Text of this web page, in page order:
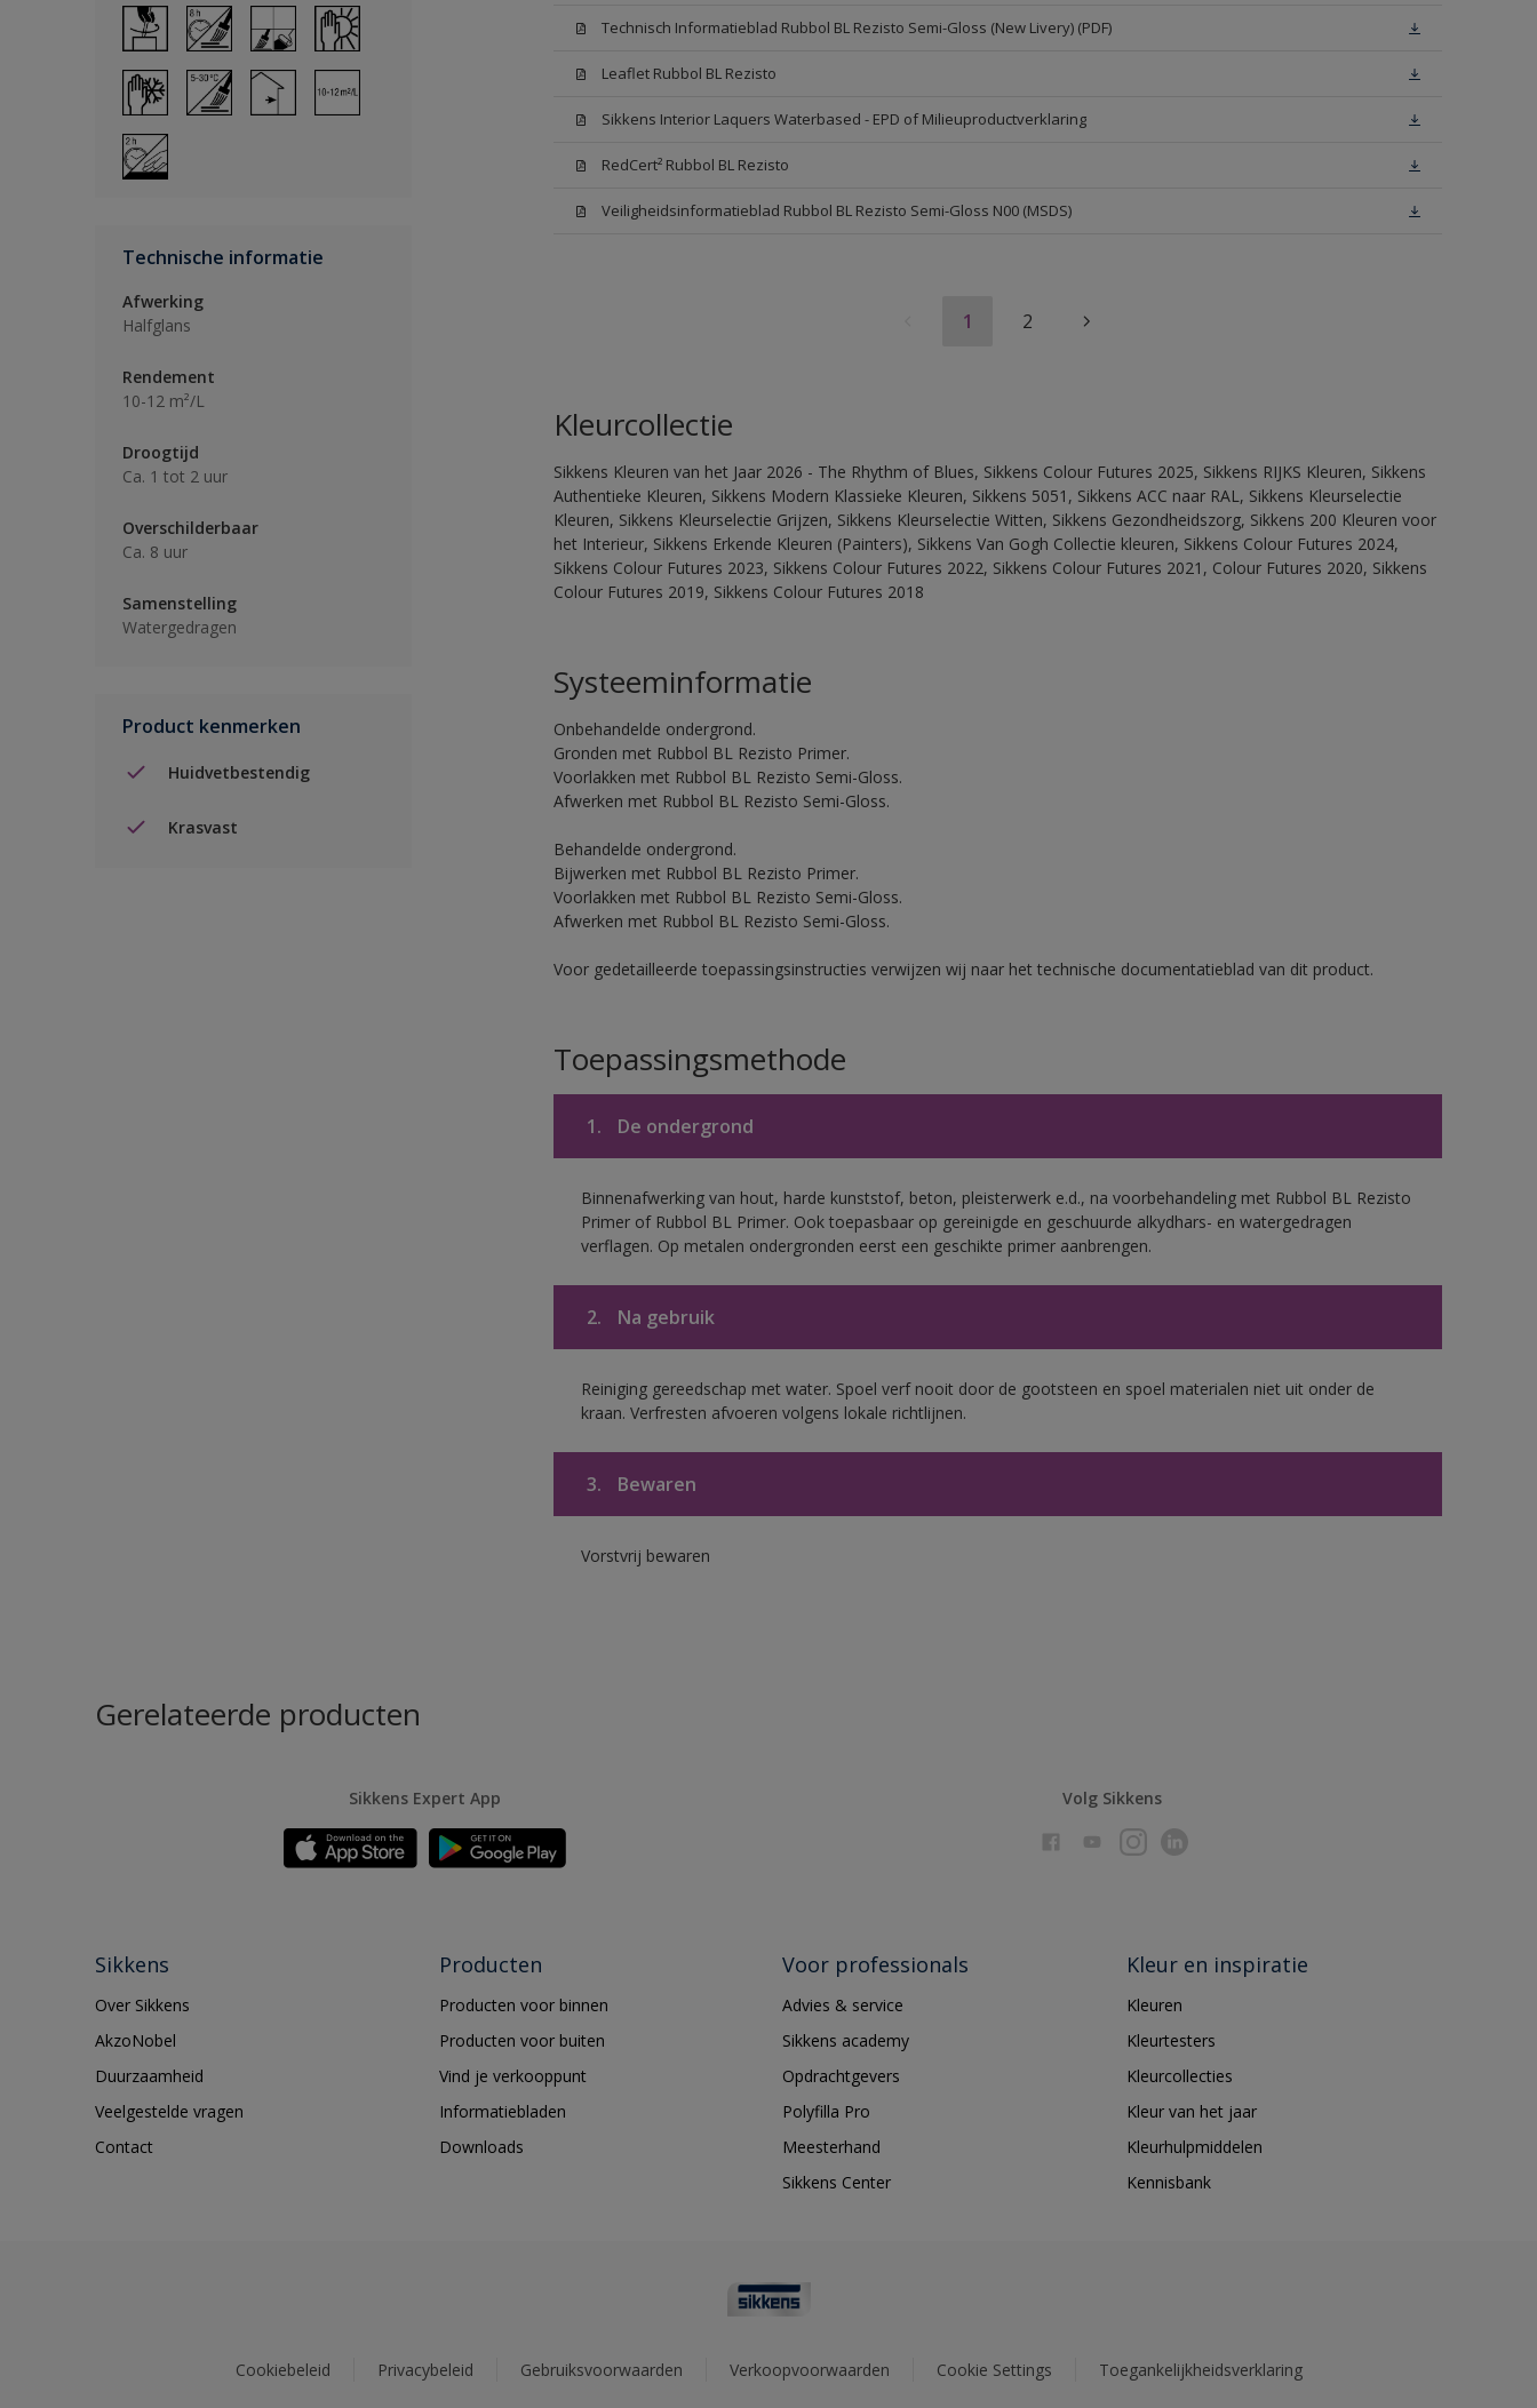
Technische informatie
Afwerking
Halfglans
Rendement
10-12 m²/L
Droogtijd
Ca. 1 tot 2 uur
Overschilderbaar
Ca. 8 uur
Samenstelling
Watergedragen
Product kenmerken
Huidvetbestendig
Krasvast
Technisch Informatieblad Rubbol BL Rezisto Semi-Gloss (New Livery) (PDF)
Leaflet Rubbol BL Rezisto
Sikkens Interior Laquers Waterbased - EPD of Milieuproductverklaring
RedCert² Rubbol BL Rezisto
Veiligheidsinformatieblad Rubbol BL Rezisto Semi-Gloss N00 (MSDS)
1 2
Kleurcollectie
Sikkens Kleuren van het Jaar 2026 - The Rhythm of Blues, Sikkens Colour Futures 2025, Sikkens RIJKS Kleuren, Sikkens
Authentieke Kleuren, Sikkens Modern Klassieke Kleuren, Sikkens 5051, Sikkens ACC naar RAL, Sikkens Kleurselectie
Kleuren, Sikkens Kleurselectie Grijzen, Sikkens Kleurselectie Witten, Sikkens Gezondheidszorg, Sikkens 200 Kleuren voor
het Interieur, Sikkens Erkende Kleuren (Painters), Sikkens Van Gogh Collectie kleuren, Sikkens Colour Futures 2024,
Sikkens Colour Futures 2023, Sikkens Colour Futures 2022, Sikkens Colour Futures 2021, Colour Futures 2020, Sikkens
Colour Futures 2019, Sikkens Colour Futures 2018
Systeeminformatie
Onbehandelde ondergrond.
Gronden met Rubbol BL Rezisto Primer.
Voorlakken met Rubbol BL Rezisto Semi-Gloss.
Afwerken met Rubbol BL Rezisto Semi-Gloss.
Behandelde ondergrond.
Bijwerken met Rubbol BL Rezisto Primer.
Voorlakken met Rubbol BL Rezisto Semi-Gloss.
Afwerken met Rubbol BL Rezisto Semi-Gloss.
Voor gedetailleerde toepassingsinstructies verwijzen wij naar het technische documentatieblad van dit product.
Toepassingsmethode
1. De ondergrond
Binnenafwerking van hout, harde kunststof, beton, pleisterwerk e.d., na voorbehandeling met Rubbol BL Rezisto
Primer of Rubbol BL Primer. Ook toepasbaar op gereinigde en geschuurde alkydhars- en watergedragen
verflagen. Op metalen ondergronden eerst een geschikte primer aanbrengen.
2. Na gebruik
Reiniging gereedschap met water. Spoel verf nooit door de gootsteen en spoel materialen niet uit onder de
kraan. Verfresten afvoeren volgens lokale richtlijnen.
3. Bewaren
Vorstvrij bewaren
Gerelateerde producten
Sikkens Expert App Volg Sikkens
Sikkens
Over Sikkens
AkzoNobel
Duurzaamheid
Veelgestelde vragen
Contact
Producten
Producten voor binnen
Producten voor buiten
Vind je verkooppunt
Informatiebladen
Downloads
Voor professionals
Advies & service
Sikkens academy
Opdrachtgevers
Polyfilla Pro
Meesterhand
Sikkens Center
Kleur en inspiratie
Kleuren
Kleurtesters
Kleurcollecties
Kleur van het jaar
Kleurhulpmiddelen
Kennisbank
Cookiebeleid Privacybeleid Gebruiksvoorwaarden Verkoopvoorwaarden Cookie Settings Toegankelijkheidsverklaring